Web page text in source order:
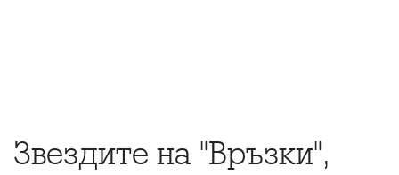
Звездите на "Връзки",